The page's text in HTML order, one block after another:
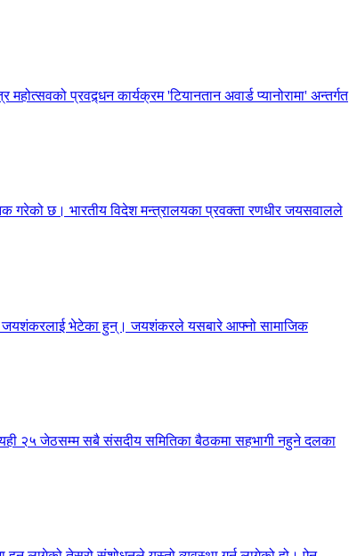
प्रवद्र्धन कार्यक्रम 'टियानतान अवार्ड प्यानोरामा' अन्तर्गत
गरेको छ। भारतीय विदेश मन्त्रालयका प्रवक्ता रणधीर जयसवालले
जयशंकरलाई भेटेका हुन्। जयशंकरले यसबारे आफ्नो सामाजिक
२५ जेठसम्म सबै संसदीय समितिका बैठकमा सहभागी नहुने दलका